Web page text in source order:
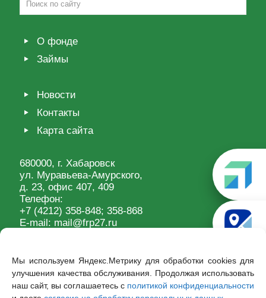
Мы используем Яндекс.Метрику для обработки cookies для
улучшения качества обслуживания. Продолжая использовать
наш сайт, вы соглашаетесь с политикой конфиденциальности
О фонде
Займы
Новости
Контакты
Карта сайта
680000, г. Хабаровск
ул. Муравьева-Амурского,
д. 23, офис 407, 409
Телефон:
+7 (4212) 358-848; 358-868
E-mail: mail@frp27.ru